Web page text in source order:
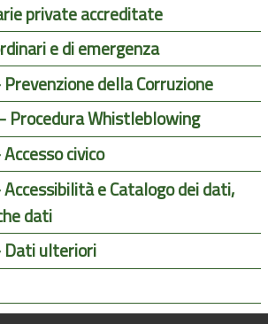
private accreditate
e di emergenza
della Corruzione
Procedura Whistleblowing
civico
e Catalogo dei dati,
dati
ulteriori